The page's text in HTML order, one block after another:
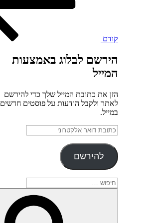
קודם
הירשם לבלוג באמצעות
המייל
הזן את כתובת המייל שלך כדי להירשם
לאתר ולקבל הודעות על פוסטים חדשים
במייל.
כתובת
דואר
אלקטרוני
להירשם
חפש: